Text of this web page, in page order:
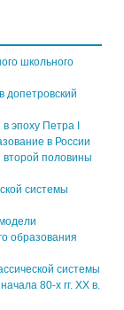
школьного
допетровский
эпоху Петра I
в России
второй половины
системы
образования
системы
80-х гг. ХХ в.